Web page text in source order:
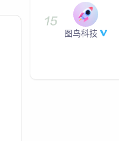
图鸟科技